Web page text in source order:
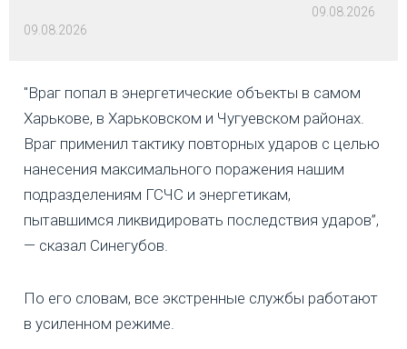
09.08.2026
09.08.2026
"Враг попал в энергетические объекты в самом
Харькове, в Харьковском и Чугуевском районах.
Враг применил тактику повторных ударов с целью
нанесения максимального поражения нашим
подразделениям ГСЧС и энергетикам,
пытавшимся ликвидировать последствия ударов”,
— сказал Синегубов.
По его словам, все экстренные службы работают
в усиленном режиме.